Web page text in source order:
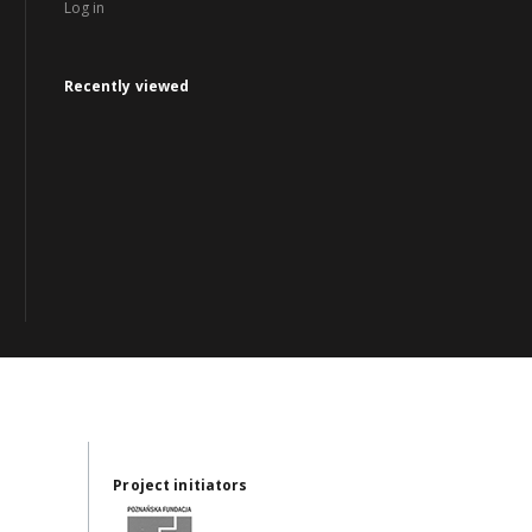
Log in
Recently viewed
Project initiators